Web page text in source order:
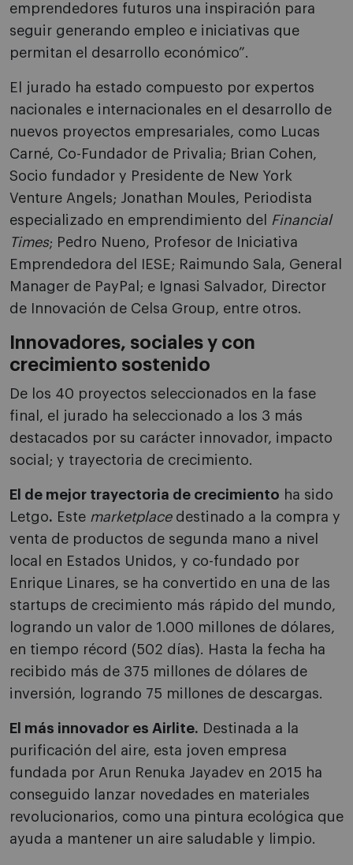
emprendedores futuros una inspiración para
seguir generando empleo e iniciativas que
permitan el desarrollo económico”.
El jurado ha estado compuesto por expertos
nacionales e internacionales en el desarrollo de
nuevos proyectos empresariales, como Lucas
Carné, Co-Fundador de Privalia; Brian Cohen,
Socio fundador y Presidente de New York
Venture Angels; Jonathan Moules, Periodista
especializado en emprendimiento del
Financial
Times; Pedro Nueno, Profesor de Iniciativa
Emprendedora del IESE; Raimundo Sala, General
Manager de PayPal; e Ignasi Salvador, Director
de Innovación de Celsa Group, entre otros.
Innovadores, sociales y con
crecimiento sostenido
De los 40 proyectos seleccionados en la fase
final, el jurado ha seleccionado a los 3 más
destacados por su carácter innovador, impacto
social; y trayectoria de crecimiento.
El de mejor trayectoria de crecimiento ha sido
Letgo. Este marketplacedestinado a la compra y
venta de productos de segunda mano a nivel
local en Estados Unidos, y co-fundado por
Enrique Linares, se ha convertido en una de las
startups de crecimiento más rápido del mundo,
logrando un valor de 1.000 millones de dólares,
en tiempo récord (502 días). Hasta la fecha ha
recibido más de 375 millones de dólares de
inversión, logrando 75 millones de descargas.
El más innovador es Airlite. Destinada a la
purificación del aire, esta joven empresa
fundada por Arun Renuka Jayadev en 2015 ha
conseguido lanzar novedades en materiales
revolucionarios, como una pintura ecológica que
ayuda a mantener un aire saludable y limpio.